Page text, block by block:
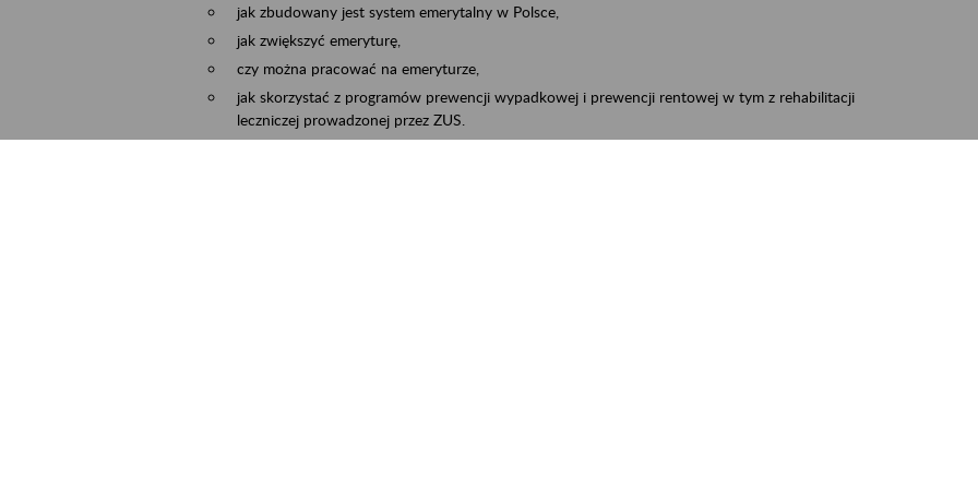
jak zbudowany jest system emerytalny w Polsce,
jak zwiększyć emeryturę,
czy można pracować na emeryturze,
jak skorzystać z programów prewencji wypadkowej i prewencji rentowej w tym z rehabilitacji
leczniczej prowadzonej przez ZUS.